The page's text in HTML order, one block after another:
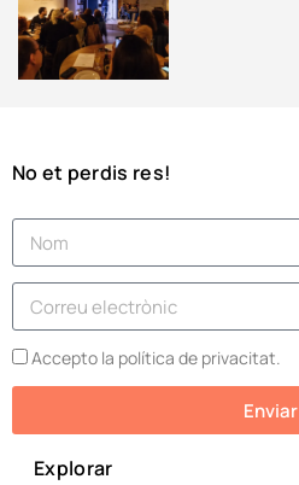
No et perdis res!
Accepto la política de privacitat.
Enviar
Explorar